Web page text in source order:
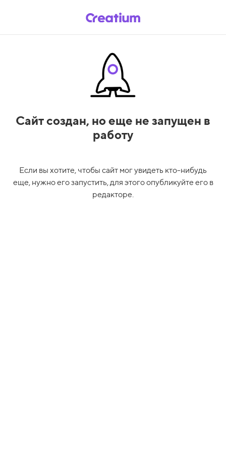
Сайт создан, но еще не запущен в
работу
Если вы хотите, чтобы сайт мог увидеть кто-нибудь
еще, нужно его запустить, для этого опубликуйте его в
редакторе.